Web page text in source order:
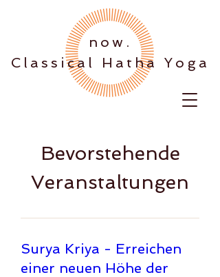
.now
Classical Hatha Yoga
Bevorstehende
Veranstaltungen
Surya Kriya - Erreichen
einer neuen Höhe der